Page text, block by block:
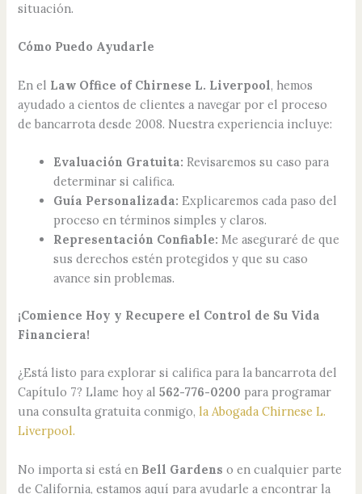
situación.
Cómo Puedo Ayudarle
En el Law Office of Chirnese L. Liverpool, hemos
ayudado a cientos de clientes a navegar por el proceso
de bancarrota desde 2008. Nuestra experiencia incluye:
Evaluación Gratuita: Revisaremos su caso para
determinar si califica.
Guía Personalizada: Explicaremos cada paso del
proceso en términos simples y claros.
Representación Confiable: Me aseguraré de que
sus derechos estén protegidos y que su caso
avance sin problemas.
¡Comience Hoy y Recupere el Control de Su Vida
Financiera!
¿Está listo para explorar si califica para la bancarrota del
Capítulo 7? Llame hoy al562-776-0200 para programar
una consulta gratuita conmigo,la Abogada Chirnese L.
Liverpool.
No importa si está en Bell Gardens o en cualquier parte
de California, estamos aquí para ayudarle a encontrar la